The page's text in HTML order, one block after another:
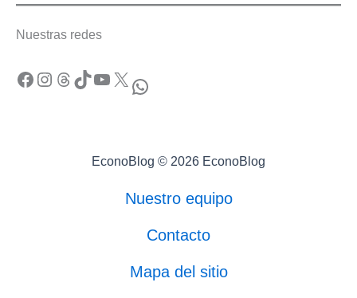
Nuestras redes
Facebook Instagram Threads TikTok YouTube X WhatsApp
EconoBlog © 2026 EconoBlog
Nuestro equipo
Contacto
Mapa del sitio